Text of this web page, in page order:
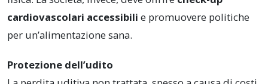
cardiovascolari accessibili e promuovere politiche
per un’alimentazione sana.
Protezione dell’udito